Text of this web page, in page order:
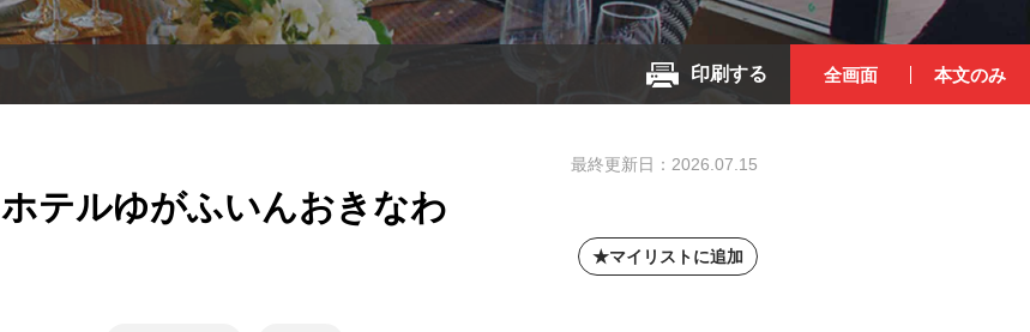
印刷する 全画面 本文のみ
最終更新日： 2026.07.15
ホテルゆがふいんおきなわ
マイリストに追加